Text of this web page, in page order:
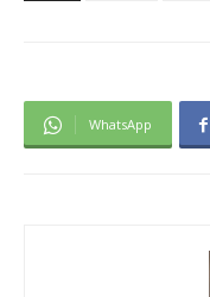
WhatsApp